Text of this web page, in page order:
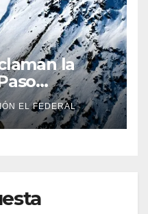
la
EL FEDERAL